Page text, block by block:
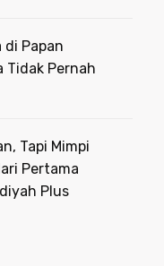
di Papan
Tidak Pernah
Tapi Mimpi
Pertama
Plus